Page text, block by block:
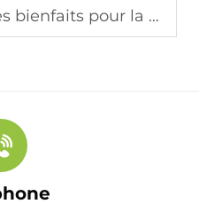
santé des appareils de Pilates Reformer